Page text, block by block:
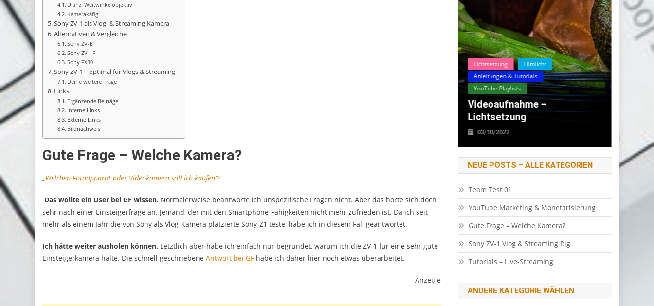
Ulanzi Weitwinkelobjektiv
Kamerakäfig
Sony ZV-1 als Vlog- & Streaming-Kamera
Alternativen & Vergleiche
Sony ZV-E1
Sony ZV-1F
Sony FX30
Sony ZV-1 – optimal für Vlogs & Streaming
Deine weitere Frage
Links
Ergänzende Beiträge
Interne Links
Externe Links
Bildnachweis
Gute Frage – Welche Kamera?
„Welchen Fotoapparat oder Videokamera soll ich kaufen“?
Das wollte ein User bei GF wissen. Normalerweise beantworte ich unspezifische Fragen nicht. Aber das hörte sich doch
sehr nach einer Einsteigerfrage an. Jemand, der mit den Smartphone-Fähigkeiten nicht mehr zufrieden ist. Da ich seit
mehr als einem Jahr die von Sony als Vlog-Kamera platzierte Sony-Z1 teste, habe ich in diesem Fall geantwortet.
Ich hätte weiter ausholen können. Letztlich aber habe ich einfach nur begründet, warum ich die ZV-1 für eine sehr gute
Einsteigerkamera halte. Die schnell geschriebene Antwort bei GF habe ich daher hier noch etwas überarbeitet.
Anzeige
Video Equipment
Erfahrungsberichte
ZV-1 Vlog & Streaming
Erfahrungsberichte
Lichtsetzung
Filmlicht
Filmlicht Für YouTube Vlogs
13/09/2022
NEUE POSTS – ALLE KATEGORIEN
Team Test 01
YouTube Marketing & Monetarisierung
Gute Frage – Welche Kamera?
Sony ZV-1 Vlog & Streaming Rig
Tutorials – Live-Streaming
ANDERE KATEGORIE WÄHLEN